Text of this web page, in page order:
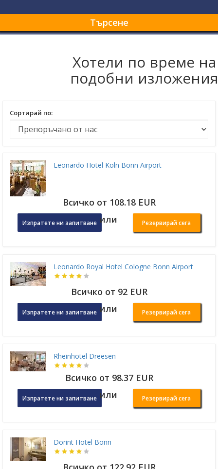
Търсене
Хотели по време на
подобни изложения
Сортирай по:
Leonardo Hotel Koln Bonn Airport
Всичко от 108.18 EUR
Изпратете ни запитване или Резервирай сега
Leonardo Royal Hotel Cologne Bonn Airport
Всичко от 92 EUR
Изпратете ни запитване или Резервирай сега
Rheinhotel Dreesen
Всичко от 98.37 EUR
Изпратете ни запитване или Резервирай сега
Dorint Hotel Bonn